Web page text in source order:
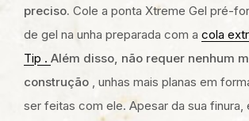
preciso. Cole a ponta Xtreme Gel pré-
de gel na unha preparada com a cola
Tip . Além disso, não requer nenhum
construção , unhas mais planas em
ser feitas com ele. Apesar da sua finura,